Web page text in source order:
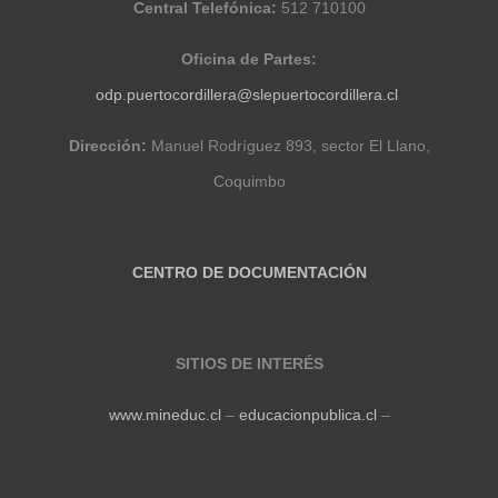
Central Telefónica: 512 710100
Oficina de Partes:
odp.puertocordillera@slepuertocordillera.cl
Dirección: Manuel Rodríguez 893, sector El Llano,
Coquimbo
CENTRO DE DOCUMENTACIÓN
SITIOS DE INTERÉS
www.mineduc.cl – educacionpublica.cl –